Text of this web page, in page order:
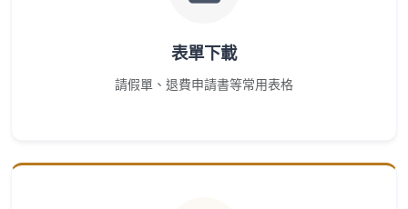
表單下載
請假單、退費申請書等常用表格